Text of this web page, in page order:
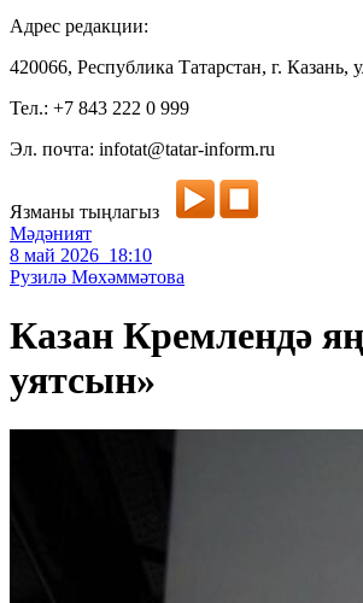
Адрес редакции:
420066, Республика Татарстан, г. Казань,
Тел.: +7 843 222 0 999
Эл. почта: infotat@tatar-inform.ru
Язманы тыңлагыз
Мәдәният
8 май 2026 18:10
Рузилә Мөхәммәтова
Казан Кремлендә
уятсын»